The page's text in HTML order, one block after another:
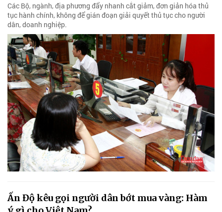
Các Bộ, ngành, địa phương đẩy nhanh cắt giảm, đơn giản hóa thủ
tục hành chính, không để gián đoạn giải quyết thủ tục cho người
dân, doanh nghiệp.
Ấn Độ kêu gọi người dân bớt mua vàng: Hàm